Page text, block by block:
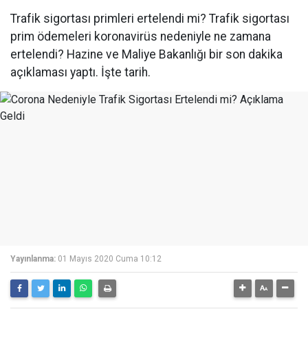
Trafik sigortası primleri ertelendi mi? Trafik sigortası
prim ödemeleri koronavirüs nedeniyle ne zamana
ertelendi? Hazine ve Maliye Bakanlığı bir son dakika
açıklaması yaptı. İşte tarih.
Yayınlanma: 01 Mayıs 2020 Cuma 10:12